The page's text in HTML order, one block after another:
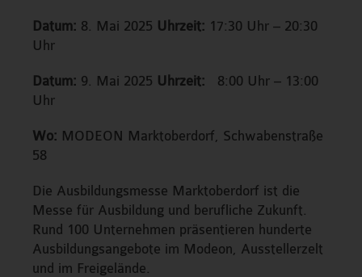
Datum: 8. Mai 2025 Uhrzeit: 17:30 Uhr – 20:30
Uhr
Datum: 9. Mai 2025 Uhrzeit: 8:00 Uhr – 13:00
Uhr
Wo: MODEON Marktoberdorf, Schwabenstraße
58
Die Ausbildungsmesse Marktoberdorf ist die
Messe für Ausbildung und berufliche Zukunft.
Rund 100 Unternehmen präsentieren hunderte
Ausbildungsangebote im Modeon, Ausstellerzelt
und im Freigelände.